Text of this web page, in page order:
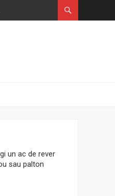
un ac de rever
sau palton